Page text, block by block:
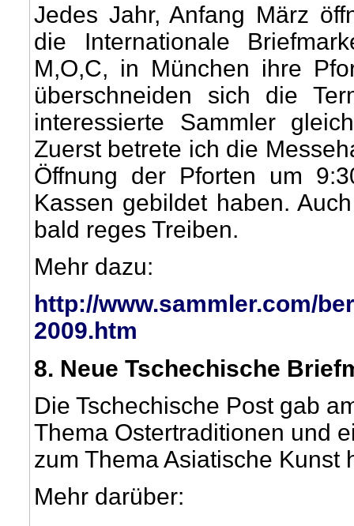
Jedes Jahr, Anfang März
die Internationale
M,O,C, in München ihre
überschneiden sich die
interessierte Sammler
Zuerst betrete ich die
Öffnung der Pforten um
Kassen gebildet haben.
bald reges Treiben.
Mehr dazu:
http://www.sammler.com/
2009.htm
8. Neue Tschechische
Die Tschechische Post gab
Thema Ostertraditionen und
zum Thema Asiatische Kunst
Mehr darüber: